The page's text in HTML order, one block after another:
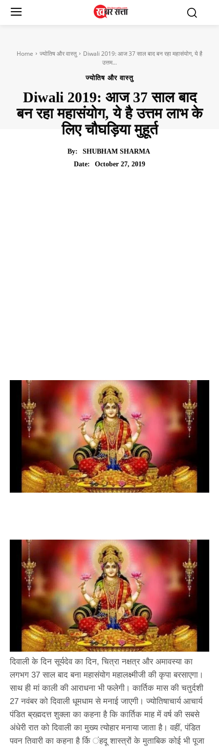
Home ज्योतिष और वास्तु
Diwali 2019: आज 37 साल बाद बन रहा महासंयोग, ये है
उत्तम...
ज्योतिष और वास्तु
Diwali 2019: आज 37 साल बाद
बन रहा महासंयोग, ये है उत्तम लाभ के
लिए चौघड़िया मुहूर्त
By:
SHUBHAM SHARMA
Date:
October 27, 2019
दिवाली के दिन सूर्यदेव का दिन, चित्रा नक्षत्र और अमावस्या का
लगभग 37 साल बाद बना महासंयोग महालक्ष्मीजी की कृपा बरसाएगा।
साथ ही मां काली की आराधना भी फलेगी। कार्तिक मास की चतुर्दशी
27 नवंबर को दिवाली धूमधाम से मनाई जाएगी। ज्योतिषाचार्य आचार्य
पंडित ब्रह्मदत्त शुक्ला का कहना है कि कार्तिक माह में वर्ष की सबसे
अंधेरी रात को दिवाली का मुख्य त्योहार मनाया जाता है। वहीं, पंडित
पवन तिवारी का कहना है र्कि ंहदू शास्त्रों के मुताबिक कोई भी पूजा